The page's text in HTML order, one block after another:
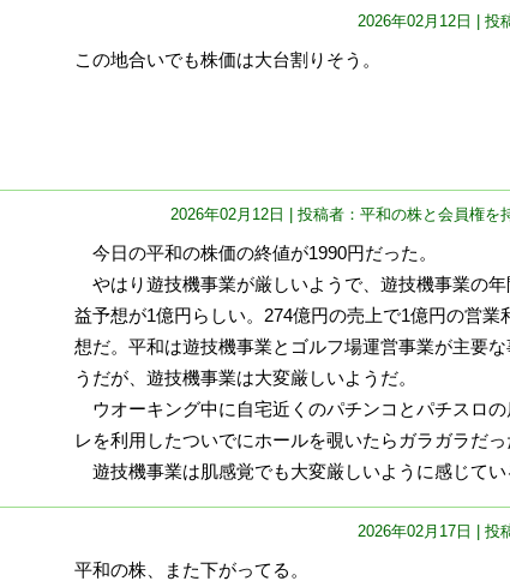
2026年02月12日 | 投
この地合いでも株価は大台割りそう。
2026年02月12日 | 投稿者：平和の株と会員権を
今日の平和の株価の終値が1990円だった。
やはり遊技機事業が厳しいようで、遊技機事業の年
益予想が1億円らしい。274億円の売上で1億円の営業
想だ。平和は遊技機事業とゴルフ場運営事業が主要な
うだが、遊技機事業は大変厳しいようだ。
ウオーキング中に自宅近くのパチンコとパチスロの
レを利用したついでにホールを覗いたらガラガラだっ
遊技機事業は肌感覚でも大変厳しいように感じてい
2026年02月17日 | 投
平和の株、また下がってる。